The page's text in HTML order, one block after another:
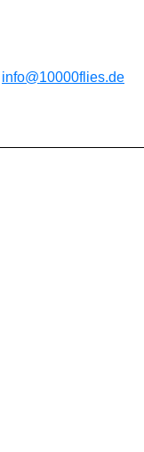
info@10000flies.de